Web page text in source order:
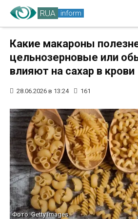
RUA inform
Какие макароны
цельнозерновые или
влияют на сахар в крови
28.06.2026 в 13:24 161
Фото: Getty Images